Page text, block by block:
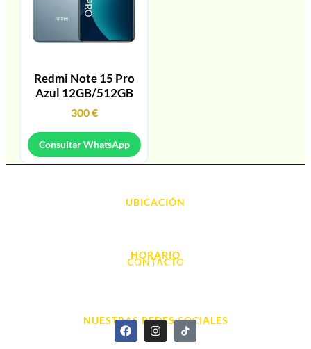
Redmi Note 15 Pro
Azul 12GB/512GB
300€
Consultar WhatsApp
UBICACIÓN
HORARIO
L. - S. 10:00h a 22:00h
CONTACTO
NUESTRAS REDES SOCIALES